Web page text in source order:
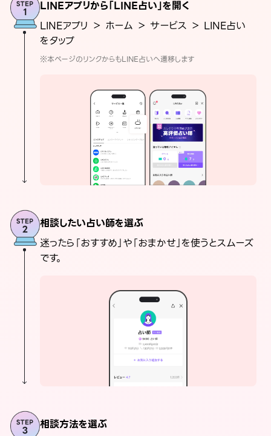
LINEアプリから「LINE占い」を開く
LINEアプリ ＞ ホーム ＞ サービス ＞ LINE占い
をタップ
※本ページのリンクからもLINE占いへ遷移します
相談したい占い師を選ぶ
迷ったら「おすすめ」や「おまかせ」を使うとスムーズ
です。
相談方法を選ぶ